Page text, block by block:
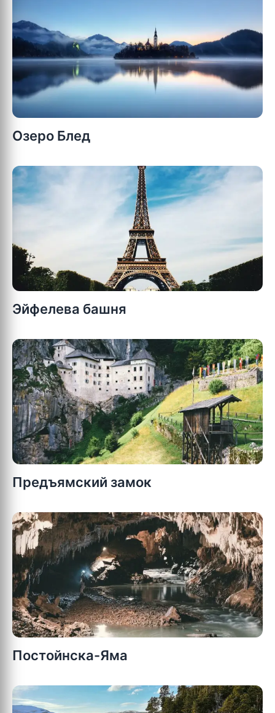
Озеро Блед
Эйфелева башня
Предъямский замок
Постойнска-Яма